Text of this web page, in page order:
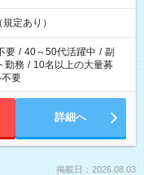
定あり）
要 / 40～50代活躍中 / 副
勤務 / 10名以上の大量募
要
詳細へ
掲載日：2026.08.03